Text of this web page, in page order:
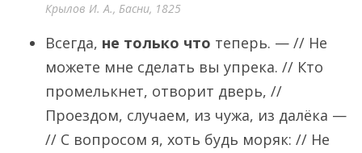
Крылов И. А., Басни, 1825
Всегда, не только что теперь. — // Не
можете мне сделать вы упрека. // Кто
промелькнет, отворит дверь, //
Проездом, случаем, из чужа, из далёка —
// С вопросом я, хоть будь моряк: // Не